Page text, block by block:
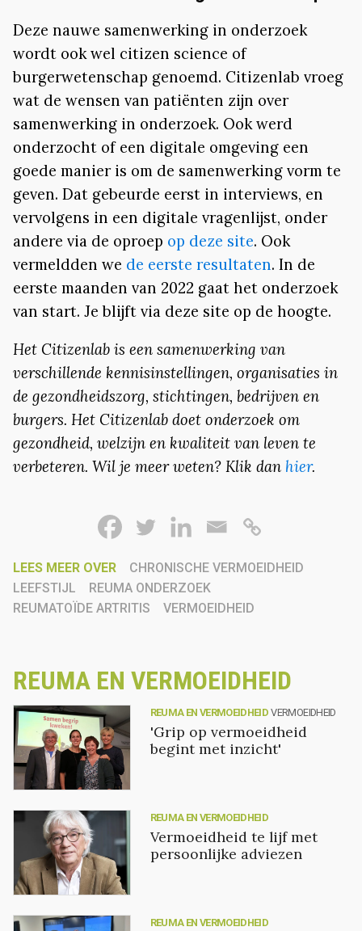
Deze nauwe samenwerking in onderzoek
wordt ook wel citizen science of
burgerwetenschap genoemd. Citizenlab vroeg
wat de wensen van patiënten zijn over
samenwerking in onderzoek. Ook werd
onderzocht of een digitale omgeving een
goede manier is om de samenwerking vorm te
geven. Dat gebeurde eerst in interviews, en
vervolgens in een digitale vragenlijst, onder
andere via de oproep op deze site. Ook
vermeldden we de eerste resultaten. In de
eerste maanden van 2022 gaat het onderzoek
van start. Je blijft via deze site op de hoogte.
Het Citizenlab is een samenwerking van
verschillende kennisinstellingen, organisaties in
de gezondheidszorg, stichtingen, bedrijven en
burgers. Het Citizenlab doet onderzoek om
gezondheid, welzijn en kwaliteit van leven te
verbeteren. Wil je meer weten? Klik dan hier.
LEES MEER OVER
CHRONISCHE VERMOEIDHEID
LEEFSTIJL
REUMA ONDERZOEK
REUMATOÏDE ARTRITIS
VERMOEIDHEID
REUMA EN VERMOEIDHEID
REUMA EN VERMOEIDHEID VERMOEIDHEID
'Grip op vermoeidheid
begint met inzicht'
REUMA EN VERMOEIDHEID
Vermoeidheid te lijf met
persoonlijke adviezen
REUMA EN VERMOEIDHEID